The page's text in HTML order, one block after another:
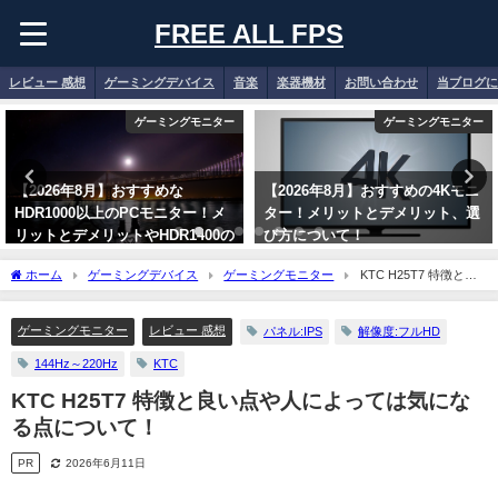
FREE ALL FPS
レビュー 感想 ゲーミングデバイス 音楽 楽器機材 お問い合わせ 当ブログ
ゲーミングモニター
【2026年8月】おすすめな
HDR1000以上のPCモニター！メ
リットとデメリットやHDR1400の
違いについて！
ゲーミングモニター
【2026年8月】おすすめの4Kモニ
ター！メリットとデメリット、選
び方について！
ホーム ゲーミングデバイス ゲーミングモニター
KTC H25T7 特徴と良
い点や人によっては気になる点について！
ゲーミングモニター レビュー 感想 パネル:IPS 解像度:フルHD
144Hz～220Hz KTC
KTC H25T7 特徴と良い点や人によっては気にな
る点について！
PR 2026年6月11日